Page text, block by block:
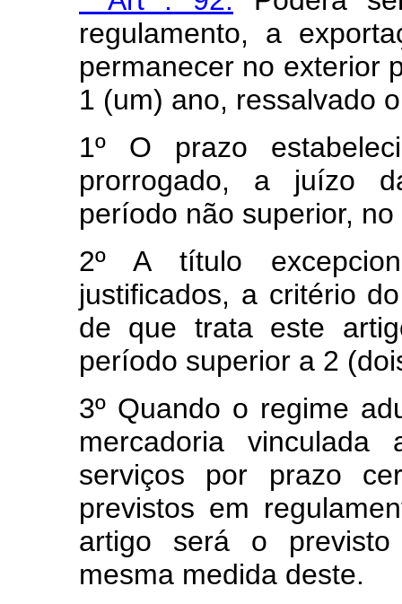
regulamento, a
permanecer no exterior
1 (um) ano, ressalvado
1º O prazo
prorrogado, a juízo
período não superior,
2º A título
justificados, a critério
de que trata este
período superior a 2
3º Quando o regime
mercadoria
serviços por prazo
previstos em
artigo será o
mesma medida deste.